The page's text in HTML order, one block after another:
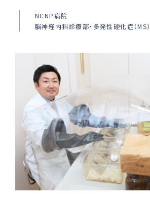
NCNP病院
脳神経内科診療部・多発性硬化症（MS